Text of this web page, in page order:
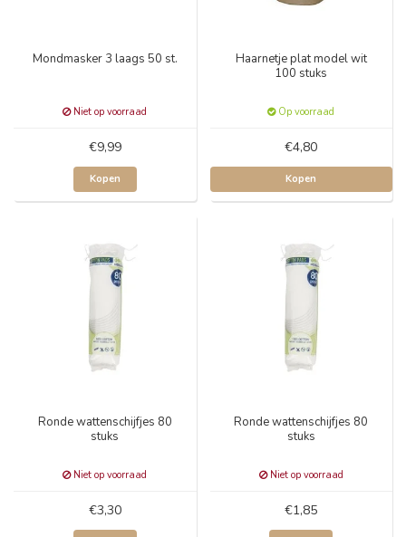
Mondmasker 3 laags 50 st.
Niet op voorraad
€9,99
Kopen
Haarnetje plat model wit
100 stuks
Op voorraad
€4,80
Kopen
Ronde wattenschijfjes 80
stuks
Niet op voorraad
€3,30
Ronde wattenschijfjes 80
stuks
Niet op voorraad
€1,85